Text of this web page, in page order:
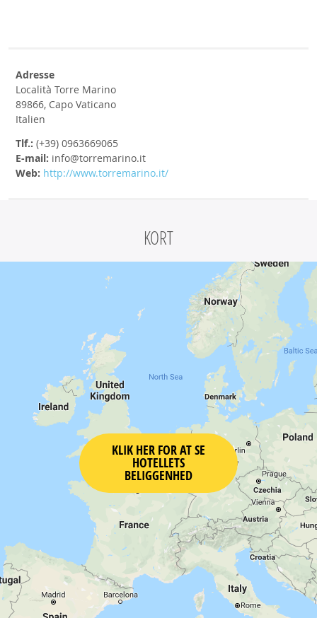
Adresse
Località Torre Marino
89866, Capo Vaticano
Italien
Tlf.: (+39) 0963669065
E-mail: info@torremarino.it
Web: http://www.torremarino.it/
KORT
KLIK HER FOR AT SE
HOTELLETS
BELIGGENHED